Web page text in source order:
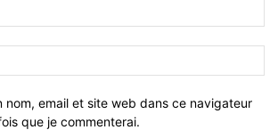
nom, email et site web dans ce navigateur
que je commenterai.